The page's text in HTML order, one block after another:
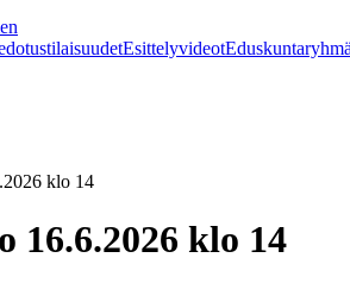
Esittelyvideot
klo 14
16.6.2026 klo 14